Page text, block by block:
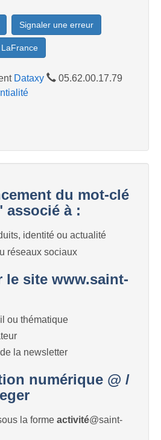
Signaler une erreur
Dataxy
05.62.00.17.79
du mot-clé
associé à :
identité ou actualité
réseaux sociaux
le site www.saint-
ou thématique
la newsletter
numérique @ /
la forme activité@saint-